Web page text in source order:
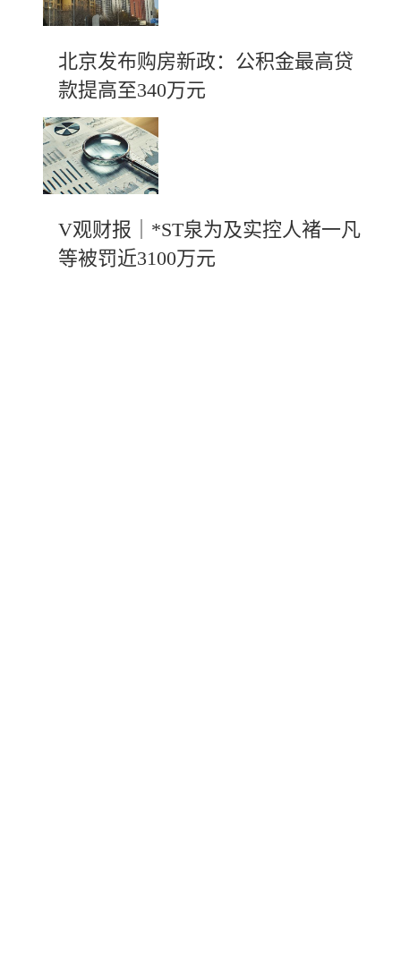
北京发布购房新政：公积金最高贷
款提高至340万元
V观财报｜*ST泉为及实控人褚一凡
等被罚近3100万元